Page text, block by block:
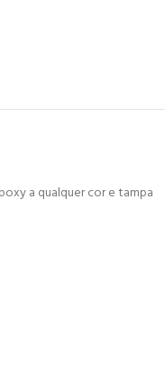
a qualquer cor e tampa